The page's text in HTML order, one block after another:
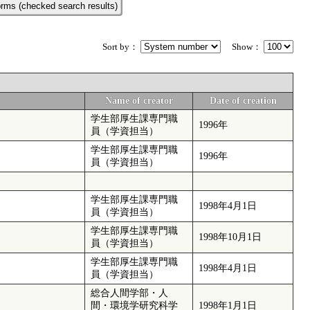
(checked search results)
Show：
Sort by：
Name of creator Date of creation
学生部厚生課専門職
員（学資担当）
1996年
学生部厚生課専門職
員（学資担当）
1996年
学生部厚生課専門職
員（学資担当）
1998年4月1日
学生部厚生課専門職
員（学資担当）
1998年10月1日
学生部厚生課専門職
員（学資担当）
1998年4月1日
総合人間学部・人
間・環境学研究科学
1998年1月1日